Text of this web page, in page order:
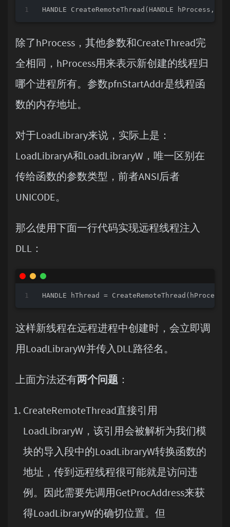
HANDLE CreateRemoteThread (HANDLE hProcess,
除了hProcess，其他参数和CreateThread完
全相同，hProcess用来表示新创建的线程归
哪个进程所有。参数pfnStartAddr是线程函
数的内存地址。
对于LoadLibrary来说，实际上是：
LoadLibraryA和LoadLibraryW，唯一区别在
传给函数的参数类型，前者ANSI后者
UNICODE。
那么使用下面一行代码实现远程线程注入
DLL：
HANDLE hThread =
这样新线程在远程进程中创建时，会立即调
用LoadLibraryW并传入DLL路径名。
上面方法还有两个问题 ：
CreateRemoteThread直接引用
LoadLibraryW，该引用会被解析为我们模
块的导入段中的LoadLibraryW转换函数的
地址，传到远程线程很可能就是访问违
例。因此需要先调用GetProcAddress来获
得LoadLibraryW的确切位置。但